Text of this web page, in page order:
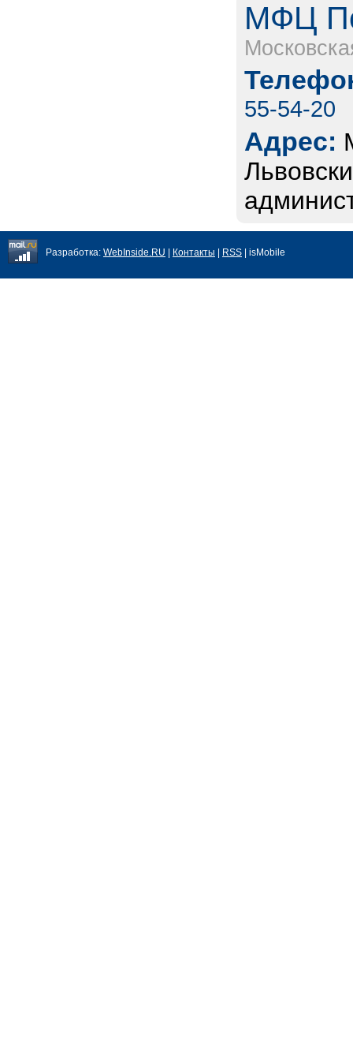
МФЦ
55-54-20
Адрес:
Разработка: WebInside.RU Контакты RSS | isMobile